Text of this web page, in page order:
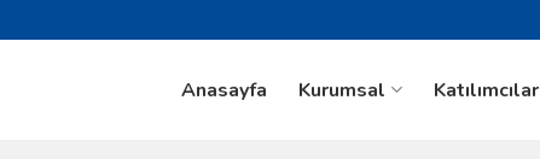
Anasayfa
Kurumsal Katılımcılar